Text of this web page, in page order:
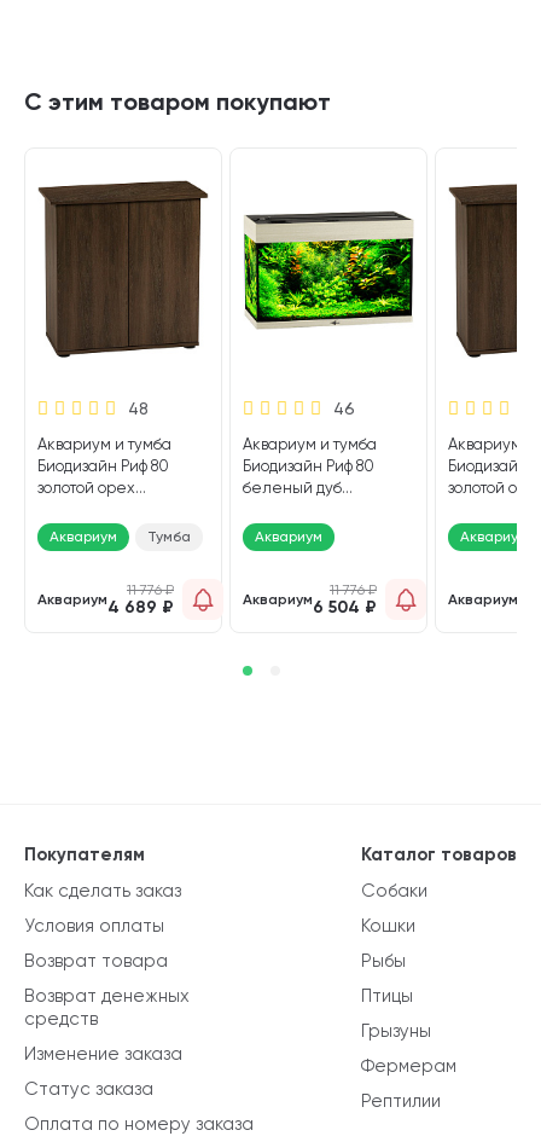
С этим товаром покупают
48
Аквариум и тумба
Биодизайн Риф 80
золотой орех
Аквариум Тумба
Аквариум
11 776₽
4 689 ₽
46
Аквариум и тумба
Биодизайн Риф 80
беленый дуб
Аквариум
Аквариум
11 776₽
6 504 ₽
Аквариум и
Биодизайн
золотой
Аквариум
Аквариум
Каталог товаров
Собаки
Кошки
Рыбы
Птицы
Грызуны
Фермерам
Рептилии
Покупателям
Как сделать заказ
Условия оплаты
Возврат товара
Возврат денежных
средств
Изменение заказа
Статус заказа
Оплата по номеру заказа